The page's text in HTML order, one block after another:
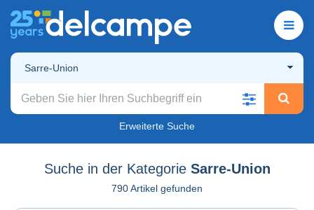
Sarre-Union
Erweiterte Suche
Suche in der Kategorie Sarre-Union
790 Artikel gefunden